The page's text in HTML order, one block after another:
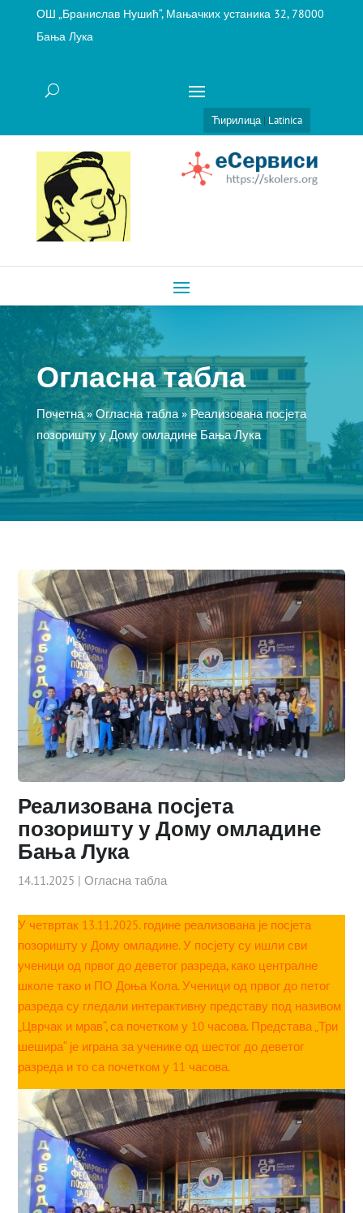
ОШ „Бранислав Нушић“, Мањачких устаника 32, 78000
Бања Лука
Ћирилица| Latinica
Огласна табла
Почетна»Огласна табла» Реализована посјета
позоришту у Дому омладине Бања Лука
Реализована посјета
позоришту у Дому омладине
Бања Лука
14.11.2025 |Огласна табла
У четвртак 13.11.2025. године реализована је посјета
позоришту у Дому омладине. У посјету су ишли сви
ученици од првог до деветог разреда, како централне
школе тако и ПО Доња Кола. Ученици од првог до петог
разреда су гледали интерактивну представу под називом
„Цврчак и мрав“, са почетком у 10 часова. Представа „Три
шешира“ је играна за ученике од шестог до деветог
разреда и то са почетком у 11 часова.